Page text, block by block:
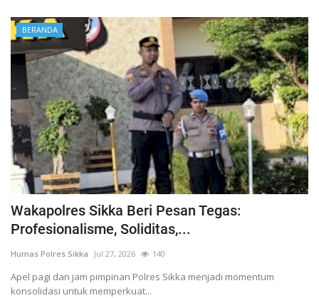
BERANDA
Wakapolres Sikka Beri Pesan Tegas:
Profesionalisme, Soliditas,...
Humas Polres Sikka Jul 27, 2026 140
Apel pagi dan jam pimpinan Polres Sikka menjadi momentum
konsolidasi untuk memperkuat...